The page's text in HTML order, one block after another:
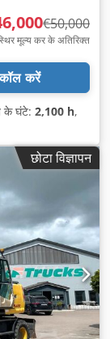
€50,000
मूल्य कर के अतिरिक्त
कॉल करें
के घंटे: 2,100 h,
छोटा विज्ञापन